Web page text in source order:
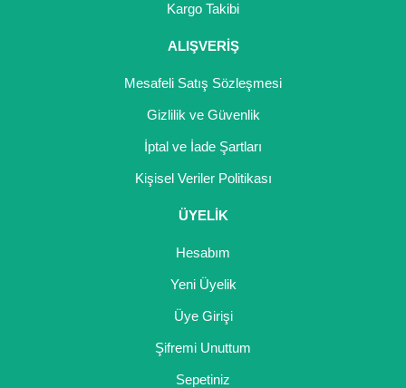
Kargo Takibi
ALIŞVERİŞ
Mesafeli Satış Sözleşmesi
Gizlilik ve Güvenlik
İptal ve İade Şartları
Kişisel Veriler Politikası
ÜYELİK
Hesabım
Yeni Üyelik
Üye Girişi
Şifremi Unuttum
Sepetiniz